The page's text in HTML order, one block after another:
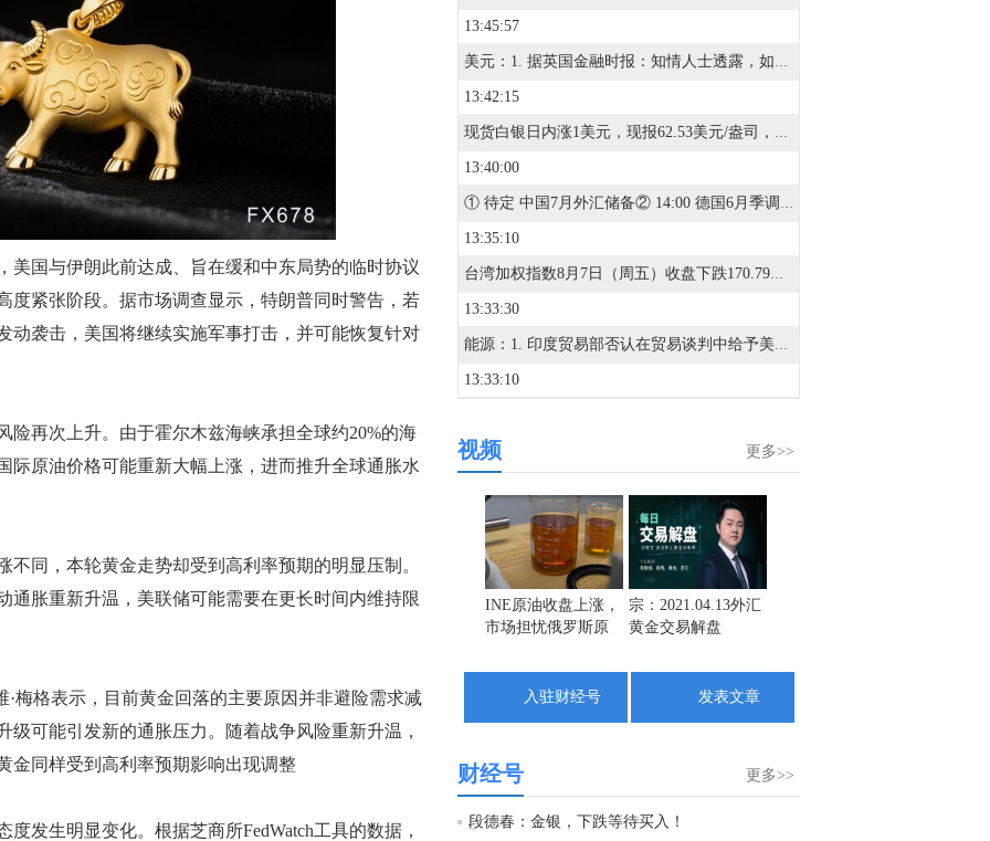
国与伊朗此前达成、旨在缓和中东局势的临时协议
度紧张阶段。据市场调查显示，特朗普同时警告，若
动袭击，美国将继续实施军事打击，并可能恢复针对
次上升。由于霍尔木兹海峡承担全球约20%的海
际原油价格可能重新大幅上涨，进而推升全球通胀水
，本轮黄金走势却受到高利率预期的明显压制。
通胀重新升温，美联储可能需要在更长时间内维持限
格表示，目前黄金回落的主要原因并非避险需求减
可能引发新的通胀压力。随着战争风险重新升温，
金同样受到高利率预期影响出现调整
生明显变化。根据芝商所FedWatch工具的数据，
13:45:57
美元：1. 据英国金融时报：知情人士透露，如果未来几周公布的通胀数据表现强劲，且市场对借贷成本上升的预期升温，美联储主席沃什将准备在9月会议上加息。2. 美联储穆萨莱姆：为了追求更高GDP而制定宽松政策是错误的。3. 美联储穆萨莱姆：预计通胀持续高于目标的可能性加大，在最近的FOMC会议上倾向于加息。4. 美联储FIMA回购机制已连续第八周零使用。5. 据伊拉克国家通讯社援引官方消息人士称，美联储向伊拉克央行运送了5亿美元现金。6. 美国初请失业金人数温和回升但低于预期，企业裁员计划减少。7. 高盛质疑美元主导地位受威胁论，称日元干预影响有限。欧元：1. 德国6月工厂订单大增3.1%，经济复苏信号进一步增强。2. 知情人士：德国央行行长内格尔拟竞逐欧洲央行行长接班人。3. 据报道，华盛顿上周晚些时候为提振日元而出售欧元的操作令欧洲央行措手不及，美国在这轮历史性的货币干预行动实施后才通知欧洲央行。英镑：1. 英国央行：AI正在提升英国的生产率，但也对就业造成负面影响。日元：1. 日本财务省：在4月至6月当季，日本最大规模的单日汇市干预行动发生在4月30日，干预金额达到6.2787万亿日元。2. 据日经新闻：因交易量大幅上升，日本将评估调整自营交易额度。韩元：1. 路透调查：投资者对韩元的看涨情绪为10个多月来首次转为正面。其他：1. 路透调查：对印度卢比的空头押注降至2025年7月中旬以来最低水平；对印尼盾的看跌押注降至2026年1月初以来最低水平。2. 路透调查：美元兑加元汇率预计在3个月内基本持平于1.40（与7月调查一致）；美元兑加元汇率预计在12个月内下跌2.6%至1.366（7月调查预期为1.36）。
13:42:15
现货白银日内涨1美元，现报62.53美元/盎司，涨幅1.64%。
13:40:00
① 待定 中国7月外汇储备② 14:00 德国6月季调后工业产出月率③ 14:00 德国6月季调后贸易帐④ 14:00 英国7月Halifax季调后房价指数月率⑤ 14:45 法国6月贸易帐⑥ 15:00 瑞士7月消费者信心指数⑦ 20:30 加拿大7月就业人数⑧ 20:30 美国7月失业率⑨ 20:30 美国7月季调后非农就业人口⑩ 20:30 美国7月平均每小时工资年率⑪ 20:30 美国7月平均每小时工资月率⑫ 22:00 美联储巴尔金发表讲话⑬ 23:00 美国7月纽约联储1年通胀预期⑭ 次日01:00 美国至8月7日当周石油钻井总数
13:35:10
台湾加权指数8月7日（周五）收盘下跌170.79点，跌幅0.38%，报44225.91点。
13:33:30
能源：1. 印度贸易部否认在贸易谈判中给予美国乙醇优惠待遇。2. 海事数据追踪机构Kpler的数据显示，周三仅有两艘船通过霍尔木兹海峡，低于前一天的8艘。3. 沙特阿美将于下个月交付亚洲客户的阿拉伯轻质原油价格下调50美分/桶，较阿曼/迪拜平均价贴水2美元/桶；将9月销往西北欧的阿拉伯轻质原油官方售价定为较洲际交易所布伦特结算价贴水2.15美元/桶；将9月销往美国的阿拉伯轻质原油官方售价定为较阿格斯含硫原油升水3.60美元/桶。4. 美银：将欧洲冬季TTF天然气价格预测上调至65欧元/兆瓦时，因欧洲天然气实物库存偏低。如果霍尔木兹海峡在冬季前无法可靠开放，TTF天然气价格存在飙升至80欧元/兆瓦时以上的风险。5. 美国7月沙特原油进口降至零，40多年来首次整月中断。6. 韩国计划将对中东石油的依赖度降至60%或以下。7. 数据显示，贸易商在7月下旬从韩国向俄罗斯运送近3万吨成品油。农业/矿业：1. 据官方法令，刚果（金）禁止出口铜精矿和钴精矿。2. 特朗普实施多晶硅相关关税和最低进口价，设置120天的过渡期。3. 世界黄金协会：金价7月持平，未来走势取决于实际利率、美元及央行应对。4. 世界黄金协会：全球黄金ETF在7月吸引了30亿美元的资金流入，扭转了连续两个月的流出态势。5. 美国商务部：将禁止出口钨废料和电池废料。伊朗局势：1. 美媒：伊朗与阿曼达成一项不收费的临时协议框架，以暂时重新开放霍尔木兹海峡。2. 沙特官员：伊朗方面正策划袭击沙特。3. 特朗普：与伊朗的协议可能很快达成，海峡某种程度上算是开放的。4. 行业人士：伊朗-阿曼拟议海峡协议面临美国制裁与保险双重障碍。5. 伊朗计划收紧霍尔木兹海峡过境规则。6. 知情人士透露，霍尔木兹海峡北部和南部航道将被取消。所有通行将随后转移到中央走廊，由伊朗管理入口，伊朗和阿曼共同管理出口。其他：1. 航运巨头马士基：将在陆上运输中实施反映成本的能源/燃料价格临时调整。2. 马士基：自8月12日起，从远东亚洲至地中海的货运将不再适用重货附加费。3. 据塔斯社：俄罗斯总统普京下令在俄罗斯建立钻石切割产业集群。
13:33:10
13:31:12
13:30:49
13:30:02
8月6日芝加哥商业交易所（CME）金属类商品成交量报告已在金十数据中心更新！欢迎点击查看
更多>>
视频
INE原油收盘上涨，
市场担忧俄罗斯原
宗：2021.04.13外汇
黄金交易解盘
入驻财经号 发表文章
更多>>
财经号
段德春：金银，下跌等待买入！